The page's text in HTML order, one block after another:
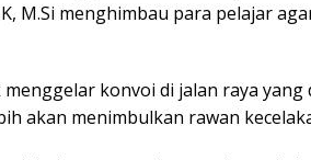
M.Si menghimbau para pelajar
konvoi di jalan raya yang
akan menimbulkan rawan